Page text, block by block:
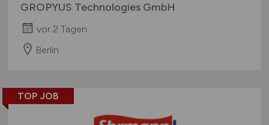
GROPYUS Technologies GmbH
vor 2 Tagen
Berlin
TOP JOB